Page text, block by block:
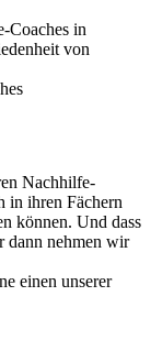
Coaches in
von
Nachhilfe-
in ihren Fächern
können. Und dass
dann nehmen wir
einen unserer